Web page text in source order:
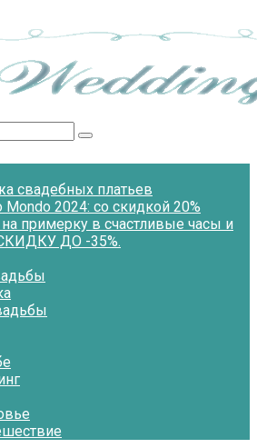
свадебных платьев
Mondo 2024: со скидкой 20%
примерку в счастливые часы и
ДО -35%.